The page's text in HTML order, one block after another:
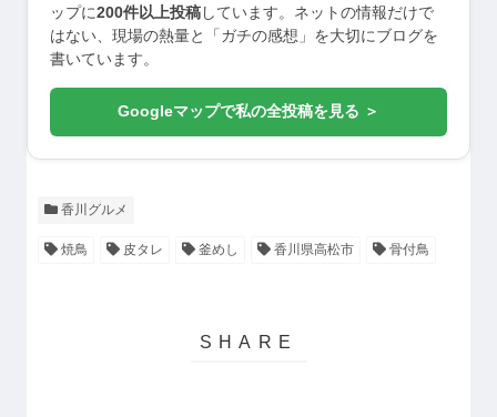
ップに200件以上投稿 しています。ネットの情報だけで
はない、現場の熱量と「ガチの感想」を大切にブログを
書いています。
Googleマップで私の全投稿を見る ＞
香川グルメ
焼鳥 皮タレ 釜めし 香川県高松市 骨付鳥